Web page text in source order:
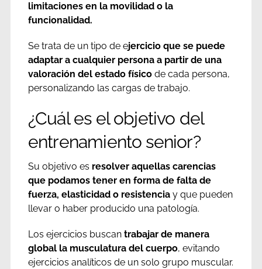
limitaciones en la movilidad o la
funcionalidad.
Se trata de un tipo de ejercicio que se puede
adaptar a cualquier persona a partir de una
valoración del estado físico de cada persona,
personalizando las cargas de trabajo.
¿Cuál es el objetivo del
entrenamiento senior?
Su objetivo es resolver aquellas carencias
que podamos tener en forma de falta de
fuerza, elasticidad o resistencia y que pueden
llevar o haber producido una patología.
Los ejercicios buscan trabajar de manera
global la musculatura del cuerpo, evitando
ejercicios analíticos de un solo grupo muscular.